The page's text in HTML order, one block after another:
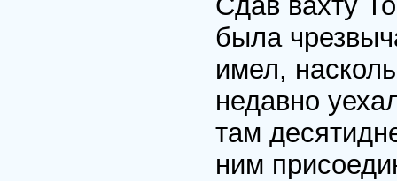
была
имел,
недавно
там
ним